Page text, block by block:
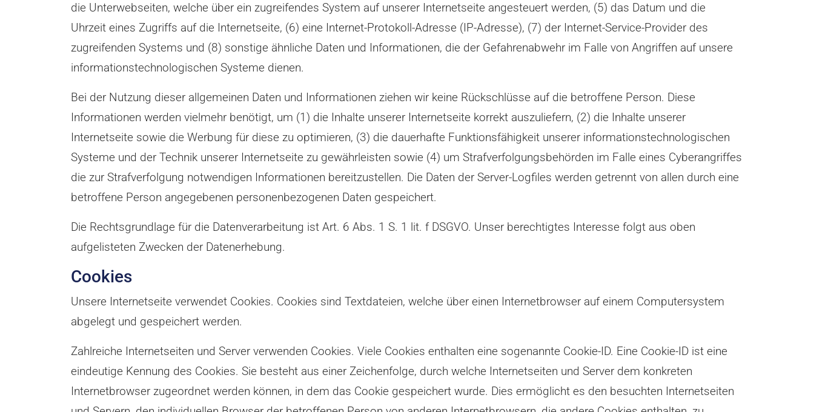
die Unterwebseiten, welche über ein zugreifendes System auf unserer Internetseite angesteuert werden, (5) das Datum und die
Uhrzeit eines Zugriffs auf die Internetseite, (6) eine Internet-Protokoll-Adresse (IP-Adresse), (7) der Internet-Service-Provider des
zugreifenden Systems und (8) sonstige ähnliche Daten und Informationen, die der Gefahrenabwehr im Falle von Angriffen auf unsere
informationstechnologischen Systeme dienen.
Bei der Nutzung dieser allgemeinen Daten und Informationen ziehen wir keine Rückschlüsse auf die betroffene Person. Diese
Informationen werden vielmehr benötigt, um (1) die Inhalte unserer Internetseite korrekt auszuliefern, (2) die Inhalte unserer
Internetseite sowie die Werbung für diese zu optimieren, (3) die dauerhafte Funktionsfähigkeit unserer informationstechnologischen
Systeme und der Technik unserer Internetseite zu gewährleisten sowie (4) um Strafverfolgungsbehörden im Falle eines Cyberangriffes
die zur Strafverfolgung notwendigen Informationen bereitzustellen. Die Daten der Server-Logfiles werden getrennt von allen durch eine
betroffene Person angegebenen personenbezogenen Daten gespeichert.
Die Rechtsgrundlage für die Datenverarbeitung ist Art. 6 Abs. 1 S. 1 lit. f DSGVO. Unser berechtigtes Interesse folgt aus oben
aufgelisteten Zwecken der Datenerhebung.
Cookies
Unsere Internetseite verwendet Cookies. Cookies sind Textdateien, welche über einen Internetbrowser auf einem Computersystem
abgelegt und gespeichert werden.
Zahlreiche Internetseiten und Server verwenden Cookies. Viele Cookies enthalten eine sogenannte Cookie-ID. Eine Cookie-ID ist eine
eindeutige Kennung des Cookies. Sie besteht aus einer Zeichenfolge, durch welche Internetseiten und Server dem konkreten
Internetbrowser zugeordnet werden können, in dem das Cookie gespeichert wurde. Dies ermöglicht es den besuchten Internetseiten